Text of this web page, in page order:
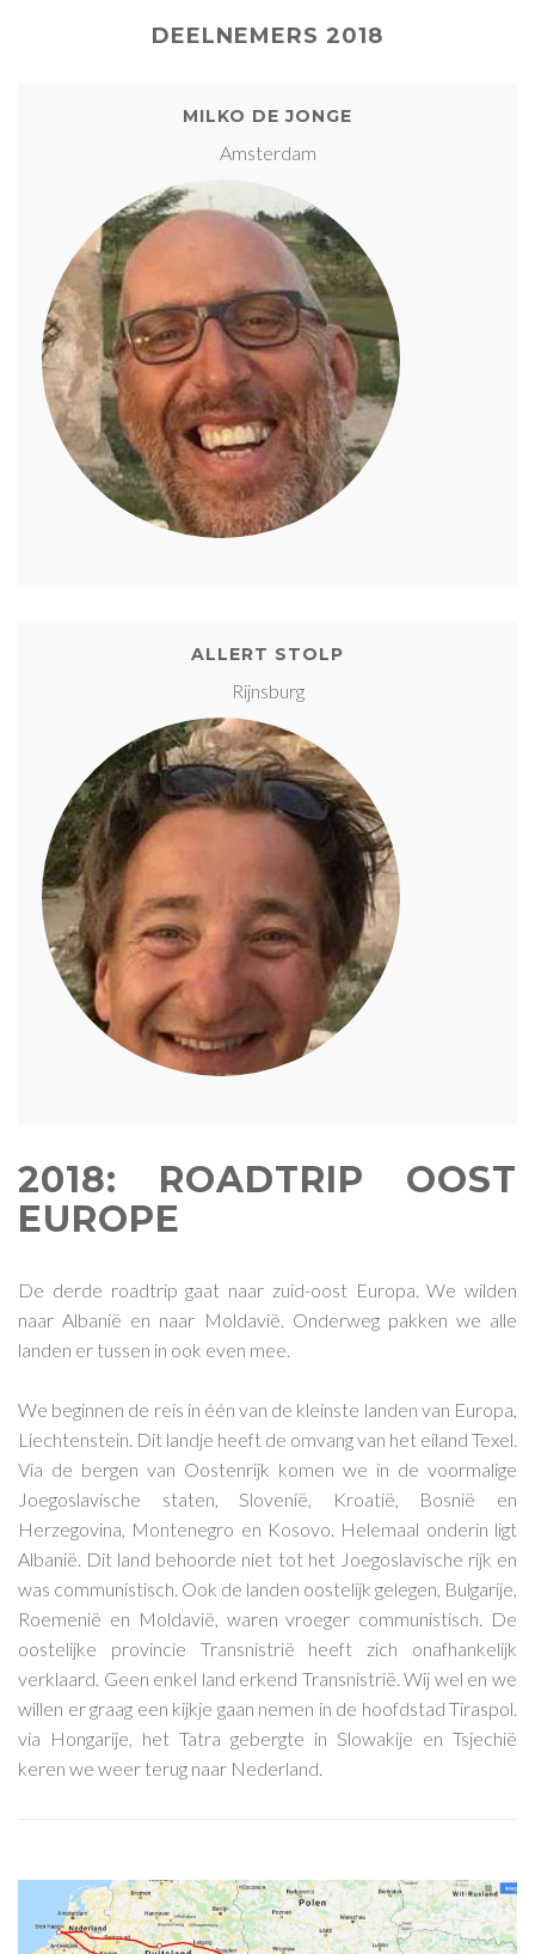
DEELNEMERS 2018
MILKO DE JONGE
Amsterdam
ALLERT STOLP
Rijnsburg
2018: ROADTRIP OOST
EUROPE
De derde roadtrip gaat naar zuid-oost Europa. We wilden
naar Albanië en naar Moldavië. Onderweg pakken we alle
landen er tussen in ook even mee.
We beginnen de reis in één van de kleinste landen van Europa,
Liechtenstein. Dit landje heeft de omvang van het eiland Texel.
Via de bergen van Oostenrijk komen we in de voormalige
Joegoslavische staten, Slovenië, Kroatië, Bosnië en
Herzegovina, Montenegro en Kosovo. Helemaal onderin ligt
Albanië. Dit land behoorde niet tot het Joegoslavische rijk en
was communistisch. Ook de landen oostelijk gelegen, Bulgarije,
Roemenië en Moldavië, waren vroeger communistisch. De
oostelijke provincie Transnistrië heeft zich onafhankelijk
verklaard. Geen enkel land erkend Transnistrië. Wij wel en we
willen er graag een kijkje gaan nemen in de hoofdstad Tiraspol.
via Hongarije, het Tatra gebergte in Slowakije en Tsjechië
keren we weer terug naar Nederland.